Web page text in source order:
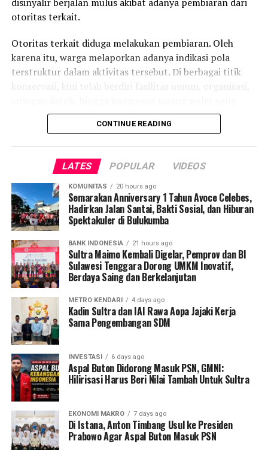
yang lebih baik,” tutup Azel.
Editor : Tam
Post Views: 5,538
otoritas terkait.
Otoritas terkait diduga melakukan pembiaran. Oleh
karena itu, warga melaporkan adanya indikasi pola
terstruktur dalam aktivitas tersebut. Di berbagai titik
konservasi, kini telah berdiri fasilitas umum, organisasi,
dianggap dilarang di kawasan lindung.
beberapa kabupaten. Di Kolaka Timur, tepatnya Desa
Bou dan Desa Awiu, melaporkan adanya pembukaan
lahan luas serta pembangunan fasilitas pemerintah
menggunakan anggaran negara. Sementara di
Kabupaten Bombana, aktivitas ilegal mencakup
percetakan sawah hingga perkebunan sawit dan
cengkeh yang diperkirakan mencapai ribuan hektare.
Kondisi ini memicu kritik keras, terutama terkait dengan
asas keadilan hukum bagi warga setempat. Kamarudin,
warga Desa Tatangga, mengungkapkan kekecewaannya,
warga lokal justru diancam pidana saat mengajukan izin
pinjam pakai lahan untuk kebutuhan ketahanan pangan.
“Yang kami minta hanya lahan untuk sawah, itu pun
sifatnya pinjam pakai. Tapi justru kami diancam akan
dipidana,” ujarnya, Jumat, 24 April 2026.
rencana pengerahan aparat penegak hukum.
CONTINUE READING
LATES POPULAR VIDEOS
KOMUNITAS 20 hours ago
Semarakan Anniversary 1 Tahun Avoce Celebes,
Hadirkan Jalan Santai, Bakti Sosial, dan Hiburan
Spektakuler di Bulukumba
BANK INDONESIA 21 hours ago
Sultra Maimo Kembali Digelar, Pemprov dan BI
Sulawesi Tenggara Dorong UMKM Inovatif,
Berdaya Saing dan Berkelanjutan
METRO KENDARI 4 days ago
Kadin Sultra dan IAI Rawa Aopa Jajaki Kerja
Sama Pengembangan SDM
INVESTASI 6 days ago
Aspal Buton Didorong Masuk PSN, GMNI:
Hilirisasi Harus Beri Nilai Tambah Untuk Sultra
EKONOMI MAKRO 7 days ago
Di Istana, Anton Timbang Usul ke Presiden
Prabowo Agar Aspal Buton Masuk PSN